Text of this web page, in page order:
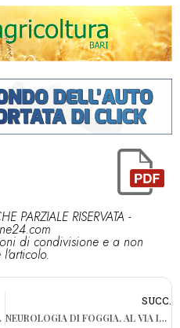
PARZIALE RISERVATA -
di condivisione e a non
INNOVATIVO
SUCC.
NEUROLOGIA DI FOGGIA, AL VIA IL PERCORSO DI RIABILITAZIONE COGNITIVA